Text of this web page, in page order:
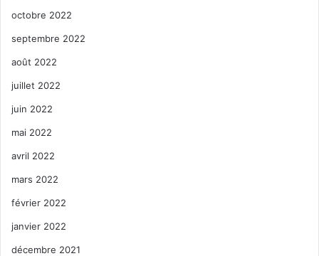
octobre 2022
septembre 2022
août 2022
juillet 2022
juin 2022
mai 2022
avril 2022
mars 2022
février 2022
janvier 2022
décembre 2021